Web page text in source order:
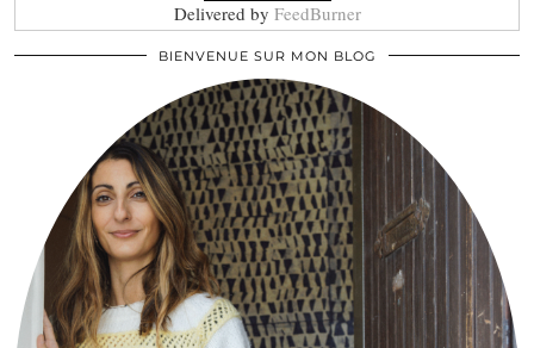
Delivered by FeedBurner
BIENVENUE SUR MON BLOG